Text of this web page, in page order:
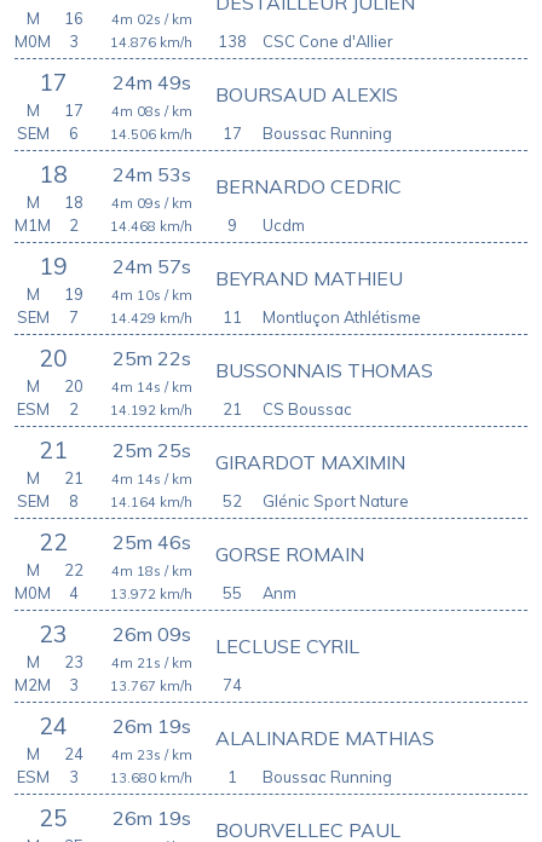
138
4m 02s / km
14.876 km/h
M
16
M0M
3 CSC Cone d'Allier
17 24m 49s
17
BOURSAUD ALEXIS
4m 08s / km
14.506 km/h
M
17
SEM
6 Boussac Running
18 24m 53s
9
BERNARDO CEDRIC
4m 09s / km
14.468 km/h
M
18
M1M
2 Ucdm
19 24m 57s
11
BEYRAND MATHIEU
4m 10s / km
14.429 km/h
M
19
SEM
7 Montluçon Athlétisme
20 25m 22s
21
BUSSONNAIS THOMAS
4m 14s / km
14.192 km/h
M
20
ESM
2 CS Boussac
21 25m 25s
52
GIRARDOT MAXIMIN
4m 14s / km
14.164 km/h
M
21
SEM
8 Glénic Sport Nature
22 25m 46s
55
GORSE ROMAIN
4m 18s / km
13.972 km/h
M
22
M0M
4 Anm
23 26m 09s
74
LECLUSE CYRIL
4m 21s / km
13.767 km/h
M
23
M2M
3
24 26m 19s
1
ALALINARDE MATHIAS
4m 23s / km
13.680 km/h
M
24
ESM
3 Boussac Running
25 26m 19s BOURVELLEC PAUL